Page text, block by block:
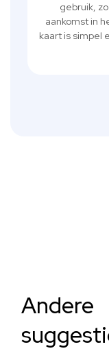
gebruik,
aankomst in
kaart is simpel
Andere